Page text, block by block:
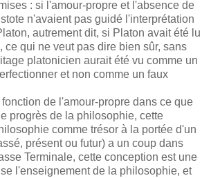
: si l'amour-propre et l'absence de
n'avaient pas guidé l'interprétation
autrement dit, si Platon avait été lu
ce qui ne veut pas dire bien sûr, sans
platonicien aurait été vu comme un
et non comme un faux
de l'amour-propre dans ce que
progrès de la philosophie, cette
comme trésor à la portée d'un
présent ou futur) a un coup dans
Terminale, cette conception est une
l'enseignement de la philosophie, et